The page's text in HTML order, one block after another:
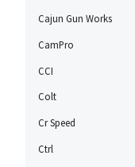
Cajun Gun Works
CamPro
CCI
Colt
Cr Speed
Ctrl